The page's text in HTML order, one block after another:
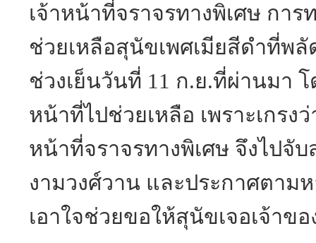
เจ้าหน้าที่จราจรทางพิเศษ การ
ช่วยเหลือสุนัขเพศเมียสีดำที่พ
ช่วงเย็นวันที่ 11 ก.ย.ที่ผ่านมา
หน้าที่ไปช่วยเหลือ เพราะเกรง
หน้าที่จราจรทางพิเศษ จึงไปจั
งามวงศ์วาน และประกาศตาม
เอาใจช่วยขอให้สุนัขเจอเจ้าขอ